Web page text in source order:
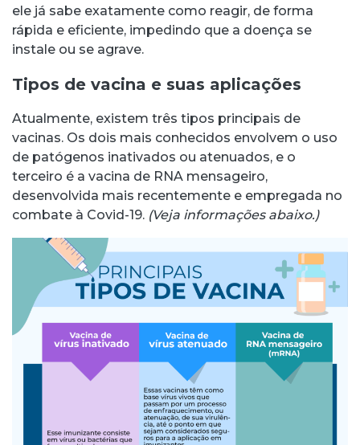
ele já sabe exatamente como reagir, de forma
rápida e eficiente, impedindo que a doença se
instale ou se agrave.
Tipos de vacina e suas aplicações
Atualmente, existem três tipos principais de
vacinas. Os dois mais conhecidos envolvem o uso
de patógenos inativados ou atenuados, e o
terceiro é a vacina de RNA mensageiro,
desenvolvida mais recentemente e empregada no
combate à Covid-19. (Veja informações abaixo.)